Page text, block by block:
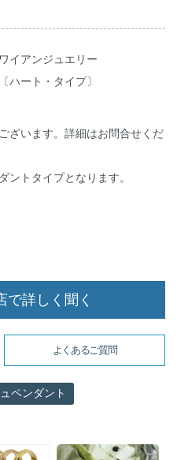
イアンジュエリー
ハート・タイプ〕
ざいます。詳細はお問合せくだ
ントタイプとなります。
で詳しく聞く
よくあるご質問
ペンダント